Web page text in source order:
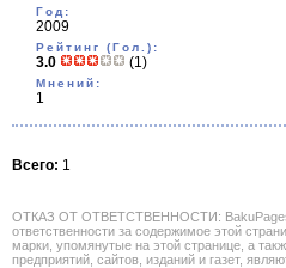
Год:
2009
Рейтинг (Гол.):
3.0 (1)
Мнений:
1
Всего: 1
ОТКАЗ ОТ ОТВЕТСТВЕННОСТИ:
ответственности за содержимое этой
марки, упомянутые на этой странице, а
предприятий, сайтов, изданий и газет,